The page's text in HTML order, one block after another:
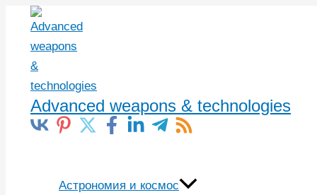
Перейти
содержимому
Advanced weapons & technologies
Астрономия и космос